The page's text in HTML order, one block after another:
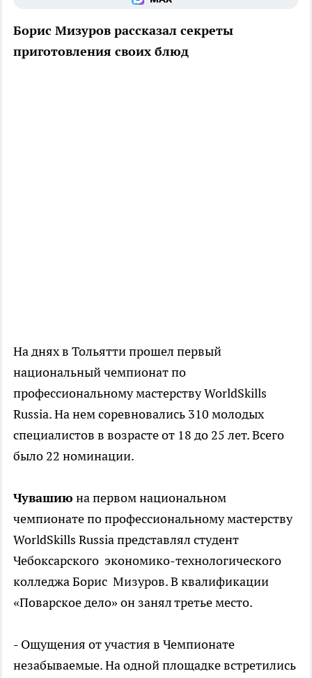
Борис Мизуров рассказал секреты
приготовления своих блюд
На днях в Тольятти прошел первый
национальный чемпионат по
профессиональному мастерству WorldSkills
Russia. На нем соревновались 310 молодых
специалистов в возрасте от 18 до 25 лет. Всего
было 22 номинации.
Чувашию на первом национальном
чемпионате по профессиональному мастерству
WorldSkills Russia представлял студент
Чебоксарского экономико-технологического
колледжа Борис Мизуров. В квалификации
«Поварское дело» он занял третье место.
- Ощущения от участия в Чемпионате
незабываемые. На одной площадке встретились